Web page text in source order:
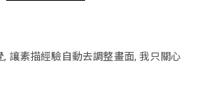
讓素描經驗自動去調整畫面, 我只關心